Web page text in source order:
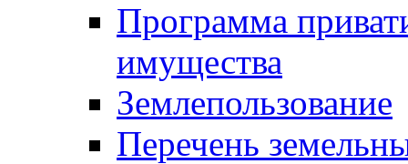
Программа
имущества
Землепользование
Перечень